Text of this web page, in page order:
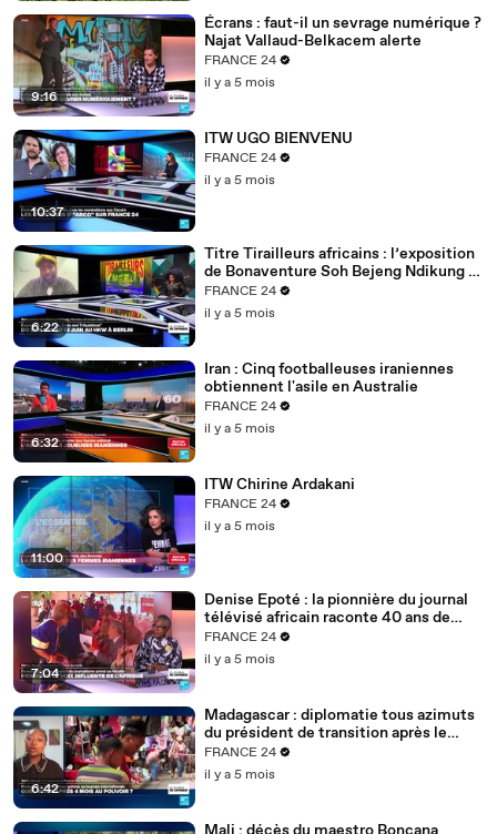
9:16
Écrans : faut-il un sevrage numérique ?
Najat Vallaud-Belkacem alerte
FRANCE 24
il y a 5 mois
10:37
ITW UGO BIENVENU
FRANCE 24
il y a 5 mois
6:22
Titre Tirailleurs africains : l’exposition
de Bonaventure Soh Bejeng Ndikung à
Berlin
FRANCE 24
il y a 5 mois
6:32
Iran : Cinq footballeuses iraniennes
obtiennent l'asile en Australie
FRANCE 24
il y a 5 mois
11:00
ITW Chirine Ardakani
FRANCE 24
il y a 5 mois
7:04
Denise Epoté : la pionnière du journal
télévisé africain raconte 40 ans de
carrière
FRANCE 24
il y a 5 mois
6:42
Madagascar : diplomatie tous azimuts
du président de transition après le
putsch
FRANCE 24
il y a 5 mois